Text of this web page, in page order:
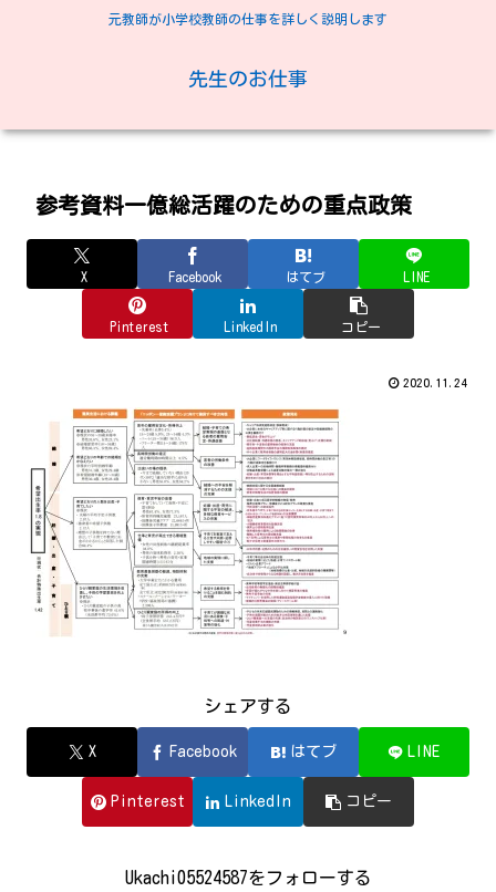
元教師が小学校教師の仕事を詳しく説明します
先生のお仕事
参考資料一億総活躍のための重点政策
X Facebook はてブ LINE
Pinterest LinkedIn コピー
2020.11.24
シェアする
X Facebook はてブ LINE
Pinterest LinkedIn コピー
Ukachi05524587をフォローする